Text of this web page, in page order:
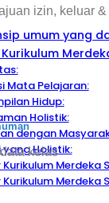
izin, keluar &
kelas
umum yang
Mata Pelajaran:
Hidup:
Holistik:
dengan
yang Holistik:
Merdeka
Merdeka